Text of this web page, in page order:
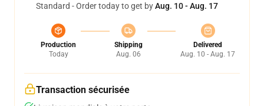
Standard - Order today to get byAug. 10 - Aug. 17
Production
Today
Shipping
Aug. 06
Delivered
Aug. 10 - Aug. 17
Transaction sécurisée